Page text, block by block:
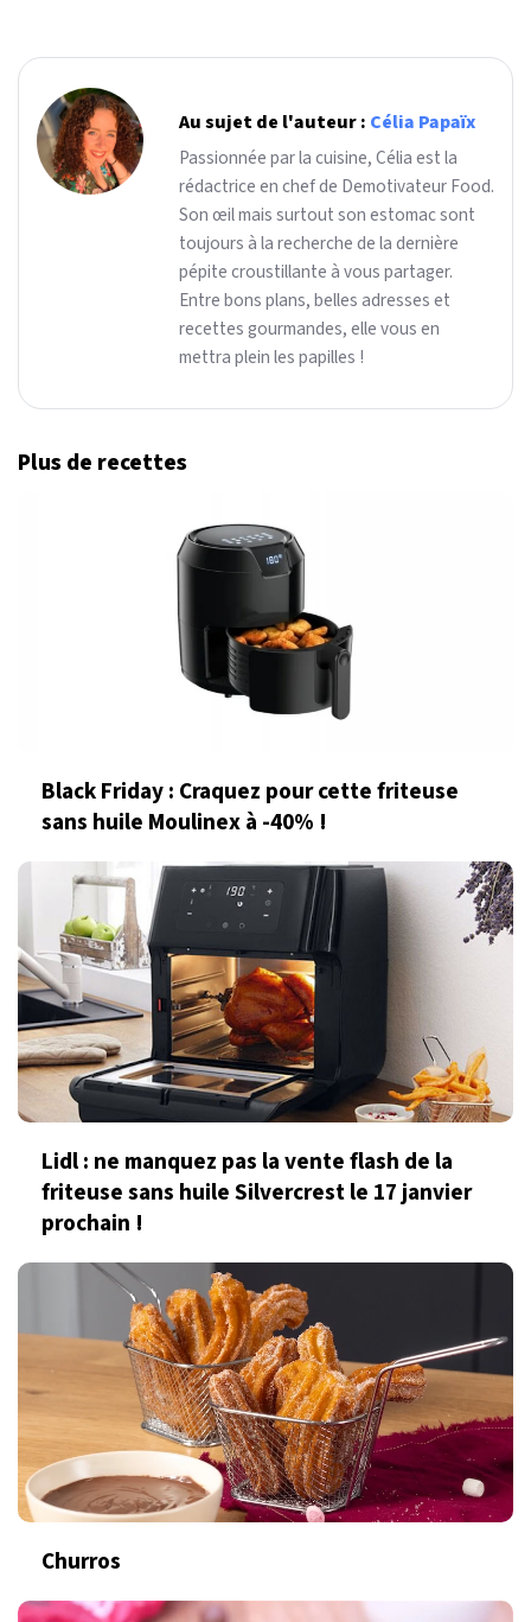
Au sujet de l'auteur : Célia Papaïx
Passionnée par la cuisine, Célia est la
rédactrice en chef de Demotivateur Food.
Son œil mais surtout son estomac sont
toujours à la recherche de la dernière
pépite croustillante à vous partager.
Entre bons plans, belles adresses et
recettes gourmandes, elle vous en
mettra plein les papilles !
Plus de recettes
Black Friday : Craquez pour cette friteuse
sans huile Moulinex à -40% !
Lidl : ne manquez pas la vente flash de la
friteuse sans huile Silvercrest le 17 janvier
prochain !
Churros